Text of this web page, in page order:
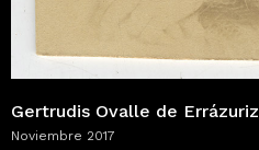
Gertrudis Ovalle de Errázuriz
Noviembre 2017